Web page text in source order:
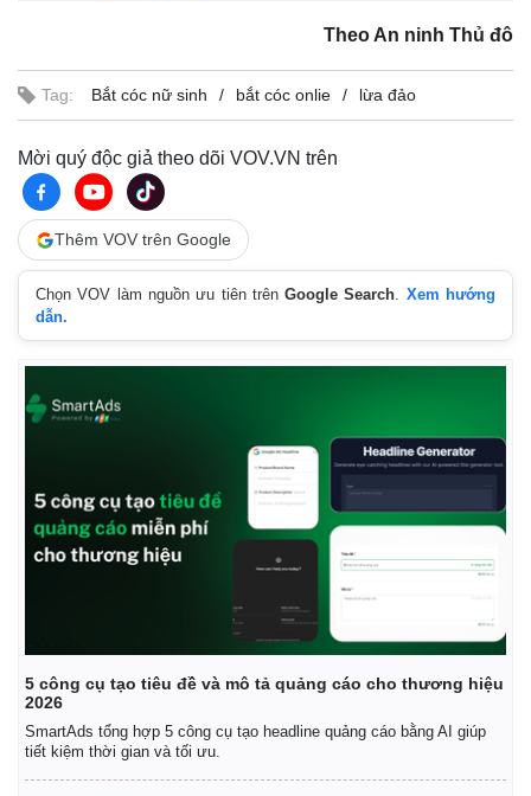
Kinh tế
Bất động sản
Khởi nghiệp
Thị trường
Tiêu dùng
Chứng khoán
Theo An ninh Thủ đô
Tag: Bắt cóc nữ sinh bắt cóc onlie lừa đảo
Mời quý độc giả theo dõi VOV.VN trên
Thêm VOV trên Google
Chọn VOV làm nguồn ưu tiên trênGoogle Search. Xem hướng
dẫn.
5 công cụ tạo tiêu đề và mô tả quảng cáo cho thương hiệu
2026
SmartAds tổng hợp 5 công cụ tạo headline quảng cáo bằng AI giúp
tiết kiệm thời gian và tối ưu.